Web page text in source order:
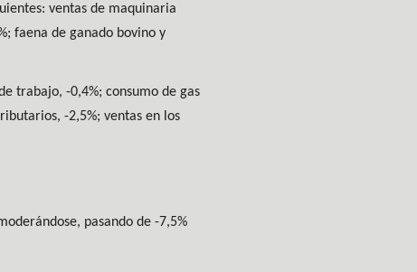
ventas de maquinaria
faena de ganado bovino y
trabajo, -0,4%; consumo de gas
-2,5%; ventas en los
pasando de -7,5%